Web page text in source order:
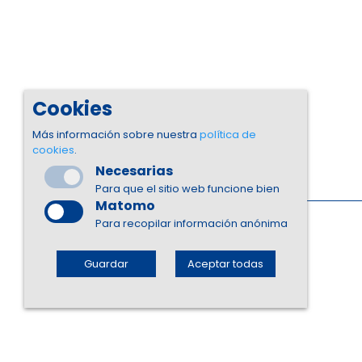
Cookies
Más información sobre nuestra política de
cookies.
Necesarias
Para que el sitio web funcione bien
Matomo
Para recopilar información anónima